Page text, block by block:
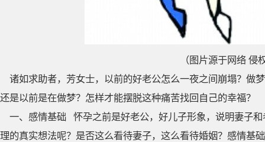
（图片源于网络 侵
诸如求助者，芳女士，以前的好老公怎么一夜之间崩塌？做
还是以前是在做梦？怎样才能摆脱这种痛苦找回自己的幸福？
一、感情基础 怀孕之前是好老公，好儿子形象，说明妻子
理的真实想法呢？是否这么看待妻子，这么看待婚姻？感情基